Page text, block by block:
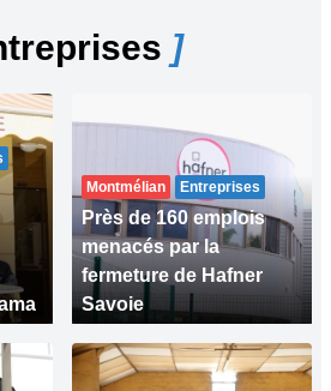
]
Montmélian Entreprises
Près de 160 emplois
menacés par la
fermeture de Hafner
Savoie